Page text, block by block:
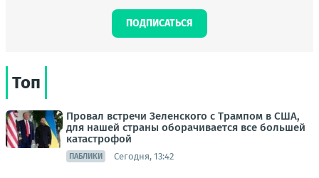
ПОДПИСАТЬСЯ
Топ
Провал встречи Зеленского с Трампом в США,
для нашей страны оборачивается все большей
катастрофой
ПАБЛИКИ Сегодня, 13:42